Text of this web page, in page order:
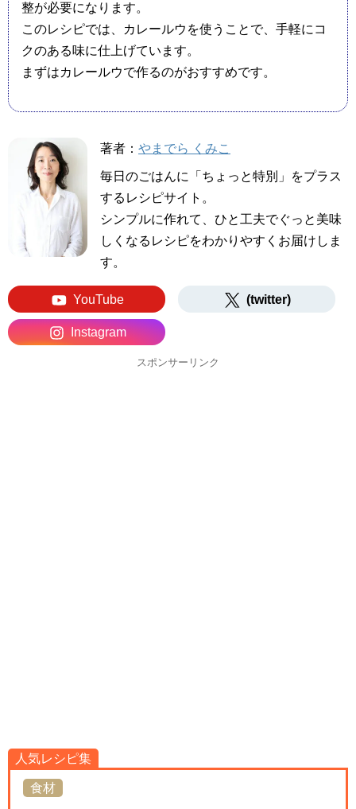
整が必要になります。
このレシピでは、カレールウを使うことで、手軽にコ
クのある味に仕上げています。
まずはカレールウで作るのがおすすめです。
著者： やまでら くみこ
毎日のごはんに「ちょっと特別」をプラス
するレシピサイト。
シンプルに作れて、ひと工夫でぐっと美味
しくなるレシピをわかりやすくお届けしま
す。
YouTube (twitter)
Instagram
スポンサーリンク
人気レシピ集
食材